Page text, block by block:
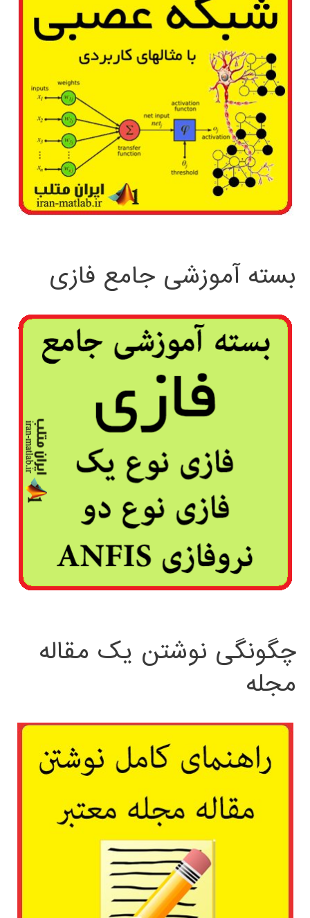
بسته آموزشی جامع فازی
چگونگی نوشتن یک مقاله
مجله